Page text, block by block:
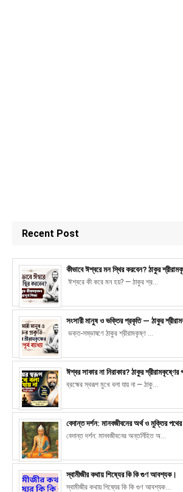
Recent Post
কীভাবে ঈশ্বরে মন স্থির করবেন? ঠাকুর
ঈশ্বরে কী করে মন হয়? — ঠাকুর শ্র...
সংসারী মানুষ ও ভক্তির প্রকৃতি — ঠাকুর
ভক্ত-সম্ভাষণে ঠাকুর শ্রীরামকৃষ্ণ ...
ঈশ্বর সাকার না নিরাকার? ঠাকুর শ্রীরামকৃষ্ণের
ব্রহ্মের স্বরূপ মুখে বলা যায় না — ঠাকু...
বেদান্ত দর্শন: মানবজীবনের অর্থ ও মুক্তির
বেদান্ত দর্শন: মানবজীবনের অন্তর্নিহিত অ...
স্বামীজীর কথায় শিষ্যের কি কি গুণ আবশ্যক।
স্বামীজীর কথায় শিষ্যের কি কি গুণ আবশ্যক...